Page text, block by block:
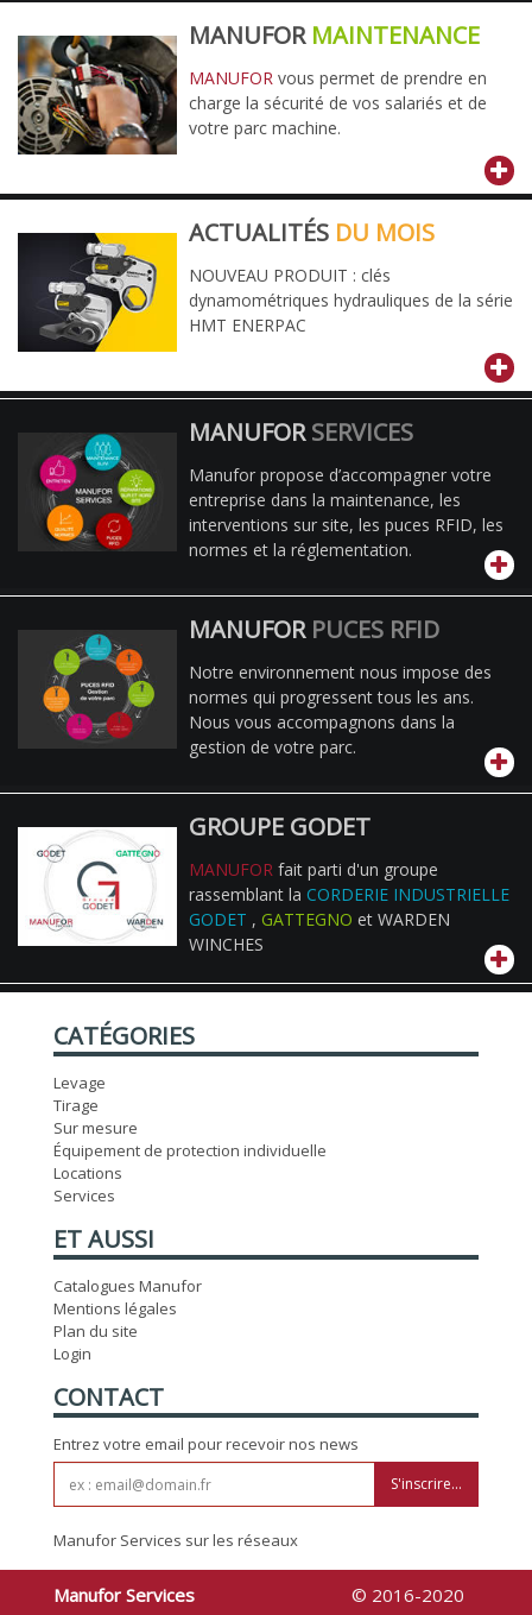
MANUFOR MAINTENANCE
MANUFOR vous permet de prendre en
charge la sécurité de vos salariés et de
votre parc machine.
ACTUALITÉS DU MOIS
NOUVEAU PRODUIT : clés
dynamométriques hydrauliques de la série
HMT ENERPAC
MANUFORSERVICES
Manufor propose d’accompagner votre
entreprise dans la maintenance, les
interventions sur site, les puces RFID, les
normes et la réglementation.
MANUFOR PUCES RFID
Notre environnement nous impose des
normes qui progressent tous les ans.
Nous vous accompagnons dans la
gestion de votre parc.
GROUPE GODET
MANUFOR fait parti d'un groupe
rassemblant la CORDERIE INDUSTRIELLE
GODET , GATTEGNO et WARDEN
WINCHES
CATÉGORIES
Levage
Tirage
Sur mesure
Équipement de protection individuelle
Locations
Services
ET AUSSI
Catalogues Manufor
Mentions légales
Plan du site
Login
CONTACT
Entrez votre email pour recevoir nos news
S'inscrire...
Manufor Services sur les réseaux
Manufor Services
© 2016-2020